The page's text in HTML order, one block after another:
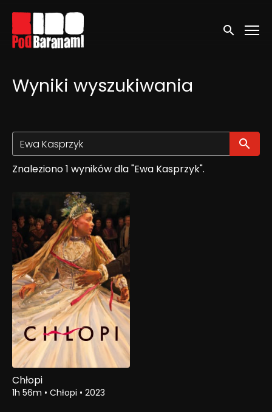
Linki ułatwień dostępu
Wyszukaj
Wyniki wyszukiwania
Znaleziono 1 wyników dla "Ewa Kasprzyk".
Chłopi
1h 56m • Chłopi • 2023